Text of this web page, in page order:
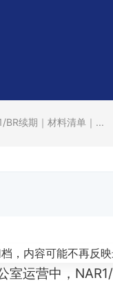
BR续期｜材料清单｜...
，内容可能不再反
室运营中，